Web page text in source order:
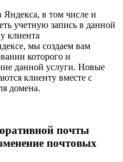
Яндекса, в том числе и
учетную запись в данной
клиента
мы создаем вам
которого и
данной услуги. Новые
клиенту вместе с
домена.
почты
почтовых